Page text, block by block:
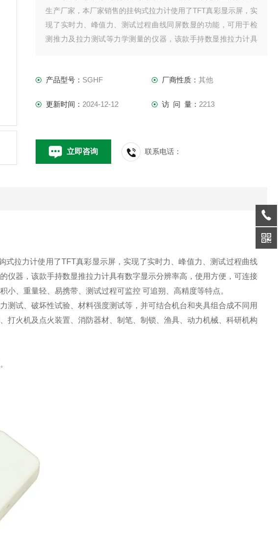
生产厂家，本厂家销售的挂钩式拉力计使用了TFT真彩显示屏，实
现了实时力、峰值力、测试过程曲线同屏数显的功能，可用于检
测推力及拉力测试等力学测量的仪器，该款手持数显推拉力计具
过程可监控 可追朔、高精度等特点。
适用于产品的
产品型号： SGHF 厂商性质： 其他
更新时间： 2024-12-12 访 问 量： 2213
立即咨询 联系电话：
式拉力计使用了TFT真彩显示屏，实现了实时力、峰值力、测试过程曲线
的仪器 ， 该款手持数显推拉力计具有数字显示分辨率高，使用方便，可连接
小、重量轻、易携带、测试过程可监控 可追朔、高精度等特点。
测试、破坏性试验、材料强度测试等，并可结合机台和夹具组合成不同用
打火机及点火装置、消防器材、制笔、制锁、渔具、动力机械、科研机构
。